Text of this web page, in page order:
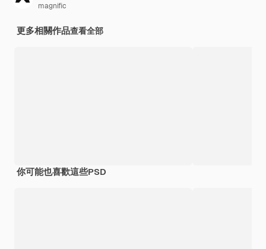
magnific
更多相關作品查看全部
你可能也喜歡這些PSD